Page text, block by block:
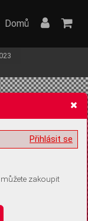
informací
žádné informace
Domů
Přihlásit se
můžete zakoupit